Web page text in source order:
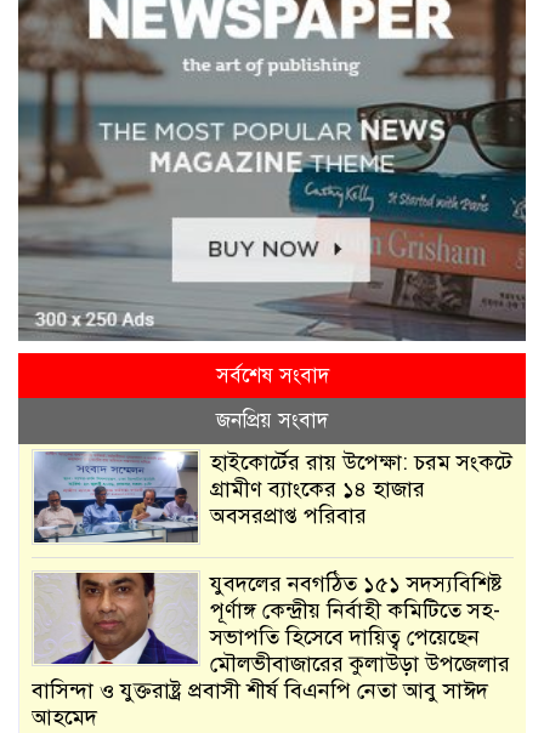
সর্বশেষ সংবাদ
জনপ্রিয় সংবাদ
হাইকোর্টের রায় উপেক্ষা: চরম সংকটে
গ্রামীণ ব্যাংকের ১৪ হাজার
অবসরপ্রাপ্ত পরিবার
যুবদলের নবগঠিত ১৫১ সদস্যবিশিষ্ট
পূর্ণাঙ্গ কেন্দ্রীয় নির্বাহী কমিটিতে সহ-
সভাপতি হিসেবে দায়িত্ব পেয়েছেন
মৌলভীবাজারের কুলাউড়া উপজেলার
বাসিন্দা ও যুক্তরাষ্ট্র প্রবাসী শীর্ষ বিএনপি নেতা আবু সাঈদ
আহমেদ